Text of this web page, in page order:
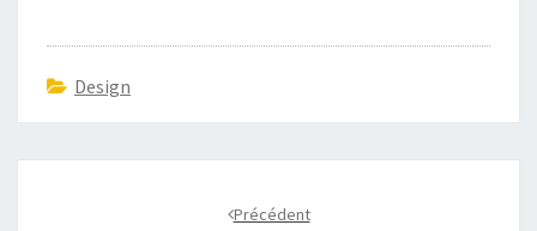
Design
Précédent